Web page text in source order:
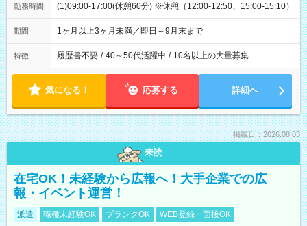
勤務時間 (1)09:00-17:00(休憩60分) ※休憩（12:00-12:50、15:00-15:10）
期間 1ヶ月以上3ヶ月未満／即日～9月末まで
特徴 履歴書不要 / 40～50代活躍中 / 10名以上の大量募集
気になる！ 応募する 詳細へ
掲載日：2026.08.03
未読
在宅OK！未経験から広報へ！大手企業での広
報・イベント運営！
派遣 職種未経験OK ブランクOK WEB登録・面接OK